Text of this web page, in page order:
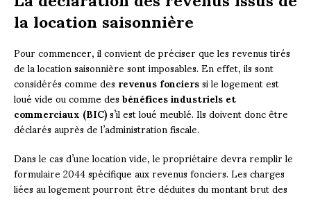
la location saisonnière
Pour commencer, il convient de préciser que les revenus tirés
de la location saisonnière sont imposables. En effet, ils sont
considérés comme desrevenus foncierssi le logement est
loué vide ou comme desbénéfices industriels et
commerciaux (BIC)s’il est loué meublé. Ils doivent donc être
déclarés auprès de l’administration fiscale.
Dans le cas d’une location vide, le propriétaire devra remplir le
formulaire 2044 spécifique aux revenus fonciers. Les charges
liées au logement pourront être déduites du montant brut des